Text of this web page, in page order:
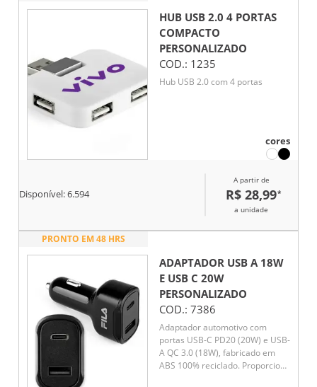
HUB USB 2.0 4 PORTAS
COMPACTO
PERSONALIZADO
COD.: 1235
Hub USB 2.0 com 4 portas
cores
Disponível:6.594
A partir de
R$ 28,99*
a unidade
PRONTO EM 48 HRS
ADAPTADOR USB A 18W
E USB C 20W
PERSONALIZADO
COD.: 7386
Adaptador automotivo com
portas USB-C PD20 (20W) e USB-
A QC 3.0 (18W), fabricado em
ABS 100% reciclado. Proporciona